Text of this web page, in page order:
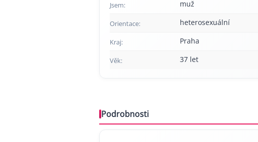
Jsem: muž
Orientace: heterosexuální
Kraj: Praha
Věk: 37 let
Podrobnosti